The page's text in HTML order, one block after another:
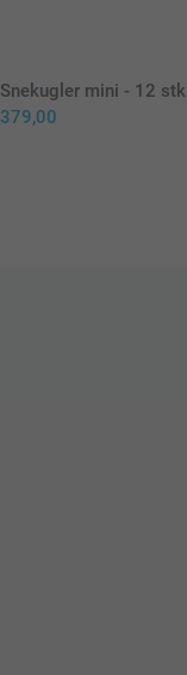
Snekugler mini - 12 stk
379,00